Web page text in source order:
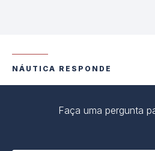
NÁUTICA RESPONDE
Faça uma pergunta